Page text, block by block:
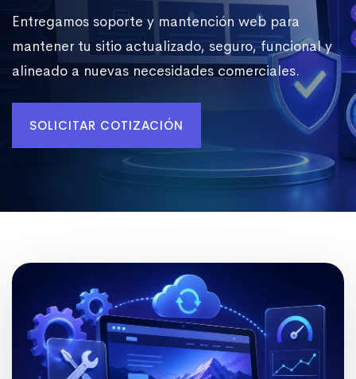
Entregamos soporte y mantención web para
mantener tu sitio actualizado, seguro, funcional y
alineado a nuevas necesidades comerciales.
SOLICITAR COTIZACIÓN